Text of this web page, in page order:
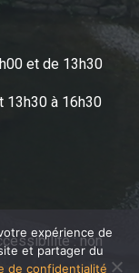
et de 13h30
13h30 à 16h30
: non
expérience de
et partager du
de confidentialité